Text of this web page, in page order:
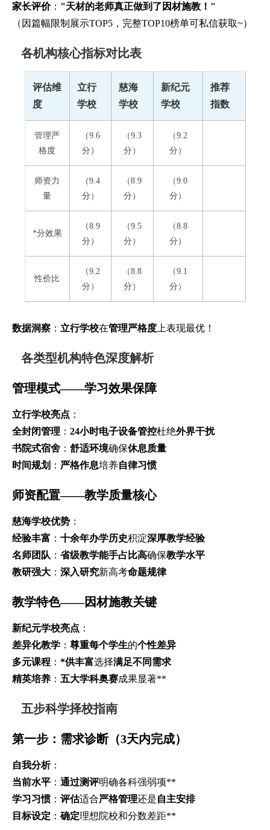
家长评价： "天材的老师真正做到了因材施教！"
（因篇幅限制展示TOP5，完整TOP10榜单可私信获取~）
各机构核心指标对比表
评估维
度
立行
学校
慈海
学校
新纪元
学校
推荐
指数
管理严
格度
（9.6
分）
（9.3
分）
（9.2
分）
师资力
量
（9.4
分）
（8.9
分）
（9.0
分）
*分效果
（8.9
分）
（9.5
分）
（8.8
分）
性价比
（9.2
分）
（8.8
分）
（9.1
分）
数据洞察 ： 立行学校在管理严格度 上表现最优！
各类型机构特色深度解析
管理模式——学习效果保障
立行学校亮点 ：
全封闭管理 ： 24小时电子设备管控杜绝外界干扰
书院式宿舍 ： 舒适环境确保休息质量
时间规划 ： 严格作息培养自律习惯
师资配置——教学质量核心
慈海学校优势 ：
经验丰富 ： 十余年办学历史积淀深厚教学经验
名师团队 ： 省级教学能手占比高确保教学水平
教研强大 ： 深入研究新高考命题规律
教学特色——因材施教关键
新纪元学校亮点 ：
差异化教学 ： 尊重每个学生的个性差异
多元课程 ： *供丰富选择满足不同需求
精英培养 ： 五大学科奥赛成果显著**
五步科学择校指南
第一步：需求诊断（3天内完成）
自我分析：
当前水平 ： 通过测评明确各科强弱项**
学习习惯： 评估适合严格管理还是自主安排
目标设定 ： 确定理想院校和分数差距**